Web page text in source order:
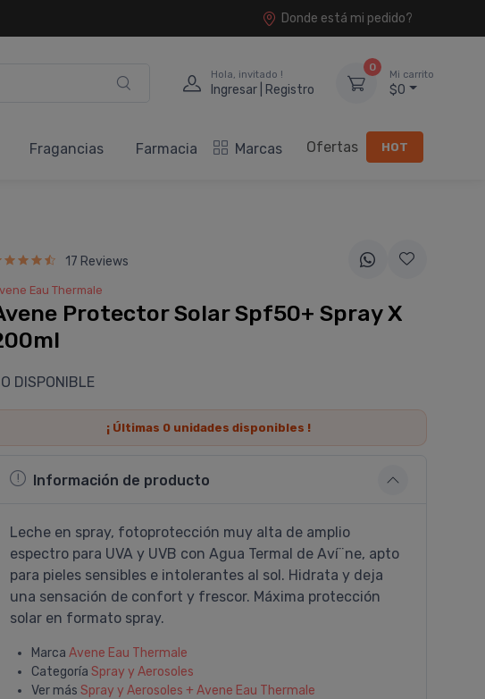
Donde está mi pedido?
Hola, invitado !
Ingresar | Registro
0
Mi carrito
$0
Fragancias Farmacia Marcas Ofertas HOT
17 Reviews
Eau Thermale
Protector Solar Spf50+ Spray X
DISPONIBLE
¡ Últimas 0 unidades disponibles !
Información de producto
Leche en spray, fotoprotección muy alta de amplio
espectro para UVA y UVB con Agua Termal de Aví¨ne, apto
para pieles sensibles e intolerantes al sol. Hidrata y deja
una sensación de confort y frescor. Máxima protección
solar en formato spray.
Marca Avene Eau Thermale
Categoría Spray y Aerosoles
Ver más Spray y Aerosoles + Avene Eau Thermale